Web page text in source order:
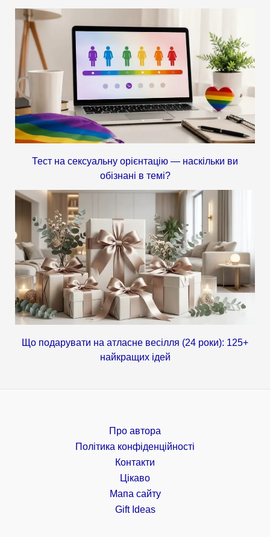
Тест на сексуальну орієнтацію — наскільки ви
обізнані в темі?
Що подарувати на атласне весілля (24 роки): 125+
найкращих ідей
Про автора
Політика конфіденційності
Контакти
Цікаво
Мапа сайту
Gift Ideas